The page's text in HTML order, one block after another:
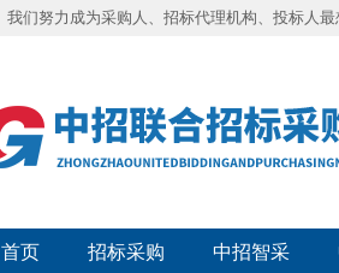
我们努力成为采购人、招标代理机构、投标人
首页 招标采购 中招智采